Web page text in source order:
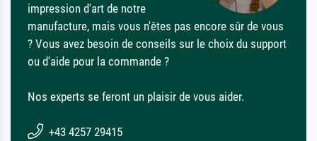
impression d'art de notre
manufacture, mais vous n'êtes pas encore sûr de vous
? Vous avez besoin de conseils sur le choix du support
ou d'aide pour la commande ?
Nos experts se feront un plaisir de vous aider.
+43 4257 29415